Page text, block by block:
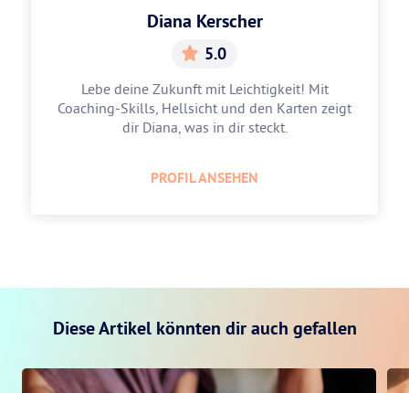
Diana Kerscher
5.0
Lebe deine Zukunft mit Leichtigkeit! Mit
Coaching-Skills, Hellsicht und den Karten zeigt
dir Diana, was in dir steckt.
PROFIL ANSEHEN
Diese Artikel könnten dir auch gefallen